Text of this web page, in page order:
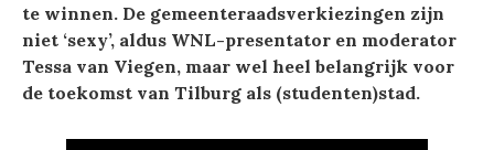
te winnen. De gemeenteraadsverkiezingen zijn
niet ‘sexy’, aldus WNL-presentator en moderator
Tessa van Viegen, maar wel heel belangrijk voor
de toekomst van Tilburg als (studenten)stad.